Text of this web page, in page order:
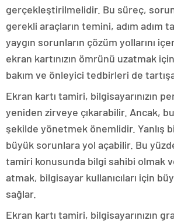
gerçekleştirilmelidir. Bu süreç,
gerekli araçların temini, adım adım
yaygın sorunların çözüm yollarını
ekran kartınızın ömrünü uzatmak
bakım ve önleyici tedbirleri de
Ekran kartı tamiri, bilgisayarınızın
yeniden zirveye çıkarabilir. Ancak,
şekilde yönetmek önemlidir. Yanlış
büyük sorunlara yol açabilir. Bu
tamiri konusunda bilgi sahibi olmak
atmak, bilgisayar kullanıcıları için
sağlar.
Ekran kartı tamiri, bilgisayarınızın